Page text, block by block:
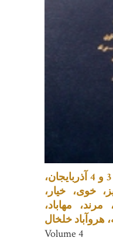
فرهنگ جغرافيائي ايران : استان 3 و 4 آذربایجان،
خوی، خیار،
مهاباد،
هروآباد خلخال
Volume 4